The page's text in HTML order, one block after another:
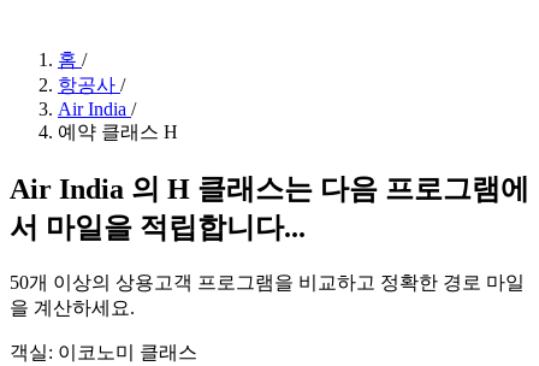
홈 /
항공사 /
Air India /
예약 클래스 H
Air India 의 H 클래스는 다음 프로그램에
서 마일을 적립합니다...
50개 이상의 상용고객 프로그램을 비교하고 정확한 경로 마일
을 계산하세요.
객실: 이코노미 클래스